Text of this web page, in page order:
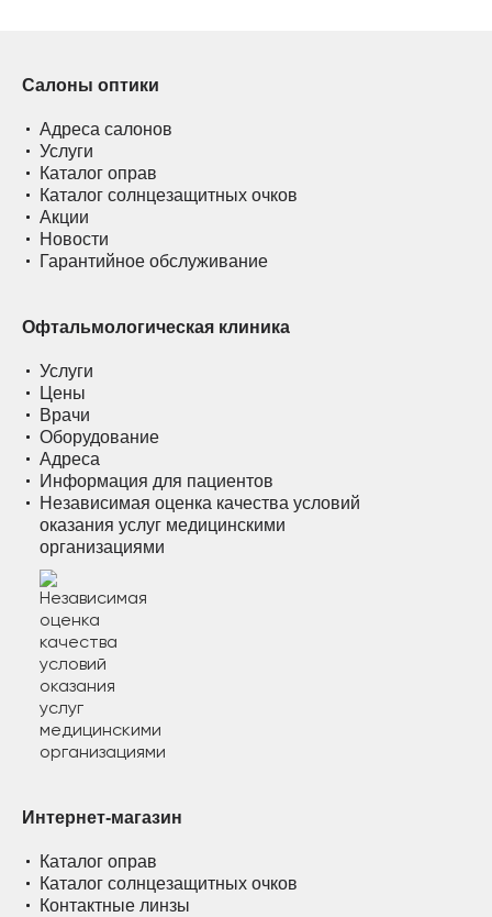
Салоны оптики
Адреса салонов
Услуги
Каталог оправ
Каталог солнцезащитных очков
Акции
Новости
Гарантийное обслуживание
Офтальмологическая клиника
Услуги
Цены
Врачи
Оборудование
Адреса
Информация для пациентов
Независимая оценка качества условий
оказания услуг медицинскими
организациями
Интернет-магазин
Каталог оправ
Каталог солнцезащитных очков
Контактные линзы